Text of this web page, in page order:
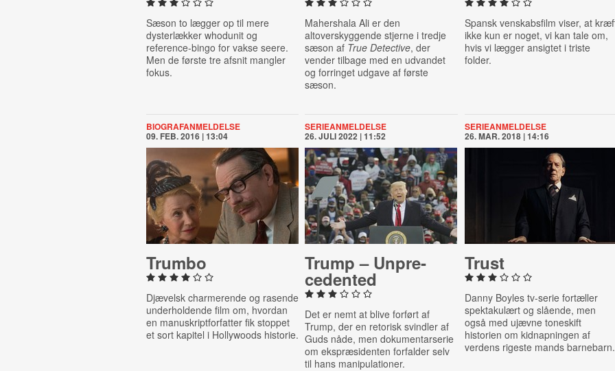
Sæson to lægger op til mere
dysterlækker whodunit og
reference-bingo for vakse seere.
Men de første tre afsnit mangler
fokus.
Mahershala Ali er den
altoverskyggende stjerne i tredje
sæson af True Detective, der
vender tilbage med en udvandet
og forringet udgave af første
sæson.
Spansk venskabsfilm viser, at
ikke kun er noget, vi kan tale om,
hvis vi lægger ansigtet i triste
folder.
BIOGRAFANMELDELSE
09. FEB. 2016 | 13:04
Trumbo
Djævelsk charmerende og rasende
underholdende film om, hvordan
en manuskriptforfatter fik stoppet
et sort kapitel i Hollywoods historie.
SERIEANMELDELSE
26. JULI 2022 | 11:52
Trump – Un­pre­
ced­en­ted
Det er nemt at blive forført af
Trump, der en retorisk svindler af
Guds nåde, men dokumentarserie
om ekspræsidenten forfalder selv
til hans manipulationer.
SERIEANMELDELSE
26. MAR. 2018 | 14:16
Trust
Danny Boyles tv-serie fortæller
spektakulært og slående, men
også med ujævne toneskift
historien om kidnapningen af
verdens rigeste mands barnebarn.